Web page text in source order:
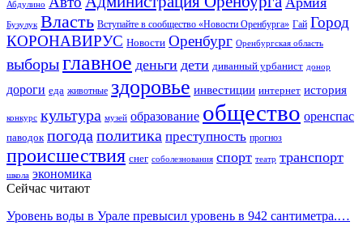
Абдулино
Бузулук Власть Вступайте в сообщество «Новости Оренбурга» Гай Город
КОРОНАВИРУС Новости Оренбург Оренбургская область
выборыглавное деньги дети диванный урбанист донор
дороги еда животные здоровье инвестиции интернет история
конкурс культура музей образование общество оренспас
паводок погода политика преступность прогноз
происшествия снег соболезнования спорт театр транспорт
школа экономика
Сейчас читают
Уровень воды в Урале превысил уровень в 942 сантиметра.…